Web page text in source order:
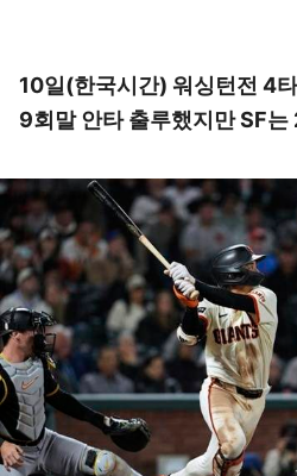
10일(한국시간) 워싱턴전 4
9회말 안타 출루했지만 SF는